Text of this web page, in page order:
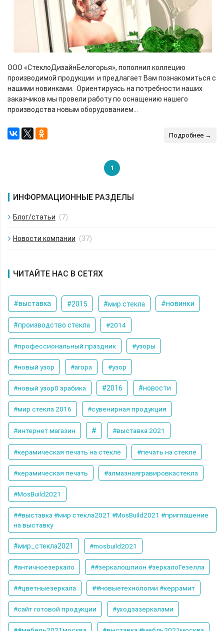
ООО «СтеклоДизайнБелогорья», пополнил коллецию
производимой продукции и предлагает Вам познакомиться с
нашими новинками. Ориентируясь на потребности наших
заказчиков мы провели работу по оснащению нашего
производства новым оборудованием...
Подробнее →
1
ИНФОРМАЦИОННЫЕ РАЗДЕЛЫ
Блог/статьи (7)
Новости компании (37)
ЧИТАЙТЕ НАС В СЕТЯХ
#выставка #2015 #мир стекла #новинки
#производство стекла #2014
#профессиональный праздник #узоры
#новый узор #агора #узор
#новый узор0 арабика #2016 #новости
#мир стекла 2016 #сувенирная продукция
#интернет магазин # #выставка 2021
#керамическая печать на стекле #печать на стекле
#керамическая печать #алмазнаягравировкастекла
#MosBuild2021
##выставка #мир стекла2021 #MosBuild2021 #приглашение
на выставку
#мир_стекла2021 #mosbuild2021
#античноезеркало ##зеркалошпион #зеркалоГезелла
##цветныезеркала ##новыетехнологии #керрамит
#сайт готовой продукции #уходзазеркалами